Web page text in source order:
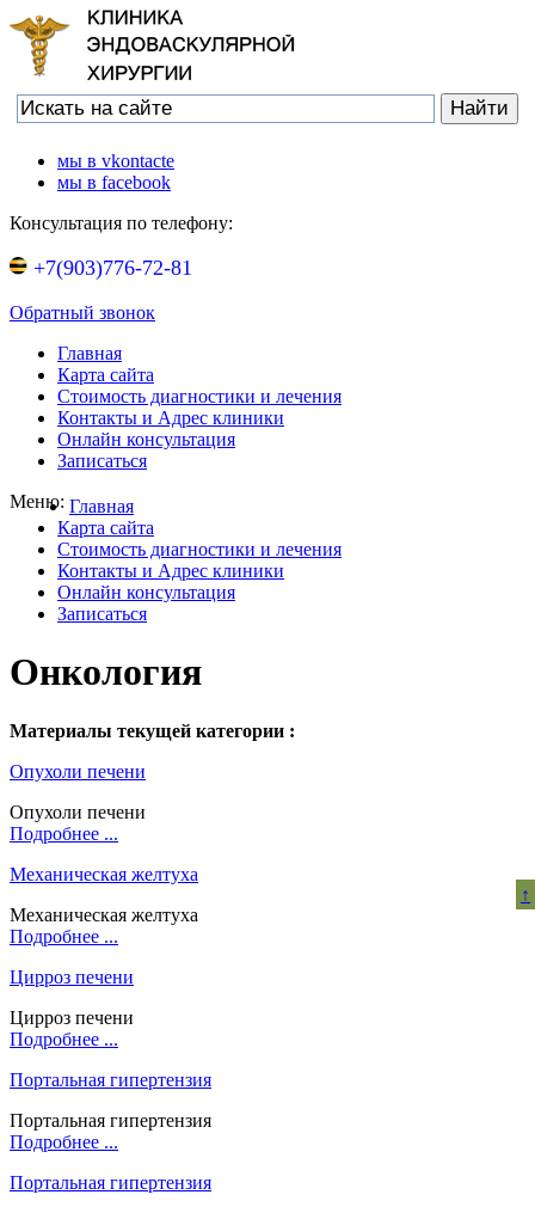
мы в vkontacte
мы в facebook
Консультация по телефону:
+7(903)776-72-81
Обратный звонок
Главная
Карта сайта
Стоимость диагностики и лечения
Контакты и Адрес клиники
Онлайн консультация
Записаться
Меню: Главная
Карта сайта
Стоимость диагностики и лечения
Контакты и Адрес клиники
Онлайн консультация
Записаться
Онкология
Материалы текущей категории :
Опухоли печени
Опухоли печени
Подробнее ...
Механическая желтуха
Механическая желтуха
Подробнее ...
Цирроз печени
Цирроз печени
Подробнее ...
Портальная гипертензия
Портальная гипертензия
Подробнее ...
Портальная гипертензия
↑